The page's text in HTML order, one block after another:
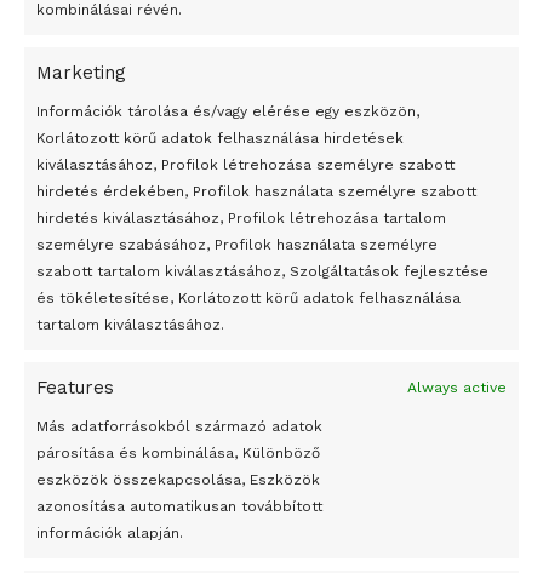
kombinálásai révén.
Marketing
Információk tárolása és/vagy elérése egy eszközön,
Korlátozott körű adatok felhasználása hirdetések
kiválasztásához, Profilok létrehozása személyre szabott
hirdetés érdekében, Profilok használata személyre szabott
hirdetés kiválasztásához, Profilok létrehozása tartalom
személyre szabásához, Profilok használata személyre
szabott tartalom kiválasztásához, Szolgáltatások fejlesztése
és tökéletesítése, Korlátozott körű adatok felhasználása
tartalom kiválasztásához.
Features Always active
Más adatforrásokból származó adatok
párosítása és kombinálása, Különböző
eszközök összekapcsolása, Eszközök
azonosítása automatikusan továbbított
információk alapján.
Átmenetileg szünetelnek az összecsapások Bahmutnál
Egy vagyonért adták el Banksy művét miután elégették.
Az 1950-ben elhunyt alkotók művei szabadon
felhasználhatóvá válnak
Peking – A visegrádi országok zsidó kulturális örökségét
bemutató fotókiállítás nyílt
Megveszi az osztrák Wienerberger az amerikai Meridian
Bricket
A Startup Campus egyetemi programjainak legjobbjai az